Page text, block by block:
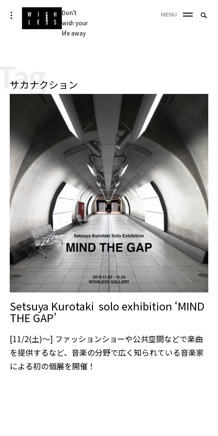
Skip
to
Don't
wish your
life away
toggle
open/close
sidebar
MENU
サカナクション
Setsuya Kurotaki solo exhibition ‘MIND
THE GAP’
[11/2(土)〜] ファッションショーや公共空間などで楽曲
を提供するなど、音楽の分野で広く知られている音楽家
による初の個展を開催！